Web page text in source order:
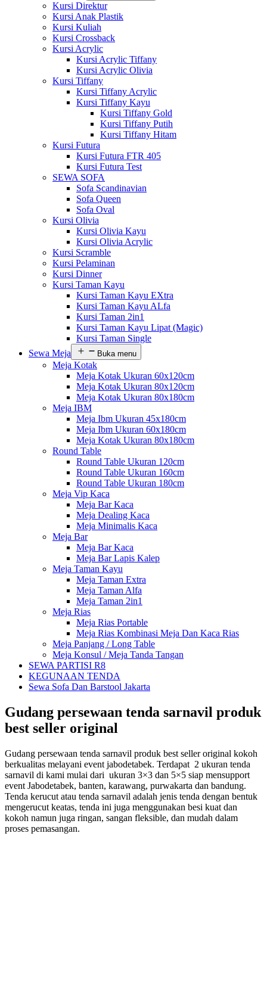
Kursi Direktur
Kursi Anak Plastik
Kursi Kuliah
Kursi Crossback
Kursi Acrylic
Kursi Acrylic Tiffany
Kursi Acrylic Olivia
Kursi Tiffany
Kursi Tiffany Acrylic
Kursi Tiffany Kayu
Kursi Tiffany Gold
Kursi Tiffany Putih
Kursi Tiffany Hitam
Kursi Futura
Kursi Futura FTR 405
Kursi Futura Test
SEWA SOFA
Sofa Scandinavian
Sofa Queen
Sofa Oval
Kursi Olivia
Kursi Olivia Kayu
Kursi Olivia Acrylic
Kursi Scramble
Kursi Pelaminan
Kursi Dinner
Kursi Taman Kayu
Kursi Taman Kayu EXtra
Kursi Taman Kayu ALfa
Kursi Taman 2in1
Kursi Taman Kayu Lipat (Magic)
Kursi Taman Single
Sewa Meja
Buka menu
Meja Kotak
Meja Kotak Ukuran 60x120cm
Meja Kotak Ukuran 80x120cm
Meja Kotak Ukuran 80x180cm
Meja IBM
Meja Ibm Ukuran 45x180cm
Meja Ibm Ukuran 60x180cm
Meja Kotak Ukuran 80x180cm
Round Table
Round Table Ukuran 120cm
Round Table Ukuran 160cm
Round Table Ukuran 180cm
Meja Vip Kaca
Meja Bar Kaca
Meja Dealing Kaca
Meja Minimalis Kaca
Meja Bar
Meja Bar Kaca
Meja Bar Lapis Kalep
Meja Taman Kayu
Meja Taman Extra
Meja Taman Alfa
Meja Taman 2in1
Meja Rias
Meja Rias Portable
Meja Rias Kombinasi Meja Dan Kaca Rias
Meja Panjang / Long Table
Meja Konsul / Meja Tanda Tangan
SEWA PARTISI R8
KEGUNAAN TENDA
Sewa Sofa Dan Barstool Jakarta
Gudang persewaan tenda sarnavil produk
best seller original
Gudang persewaan tenda sarnavil produk best seller original kokoh
berkualitas melayani event jabodetabek. Terdapat 2 ukuran tenda
sarnavil di kami mulai dari ukuran 3×3 dan 5×5 siap mensupport
event Jabodetabek, banten, karawang, purwakarta dan bandung.
Tenda kerucut atau tenda sarnavil adalah jenis tenda dengan bentuk
mengerucut keatas, tenda ini juga menggunakan besi kuat dan
kokoh namun juga ringan, sangan fleksible, dan mudah dalam
proses pemasangan.